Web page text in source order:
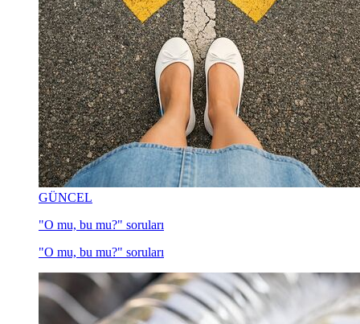
GÜNCEL
"O mu, bu mu?" soruları
"O mu, bu mu?" soruları